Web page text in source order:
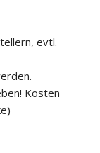
evtl.
Kosten